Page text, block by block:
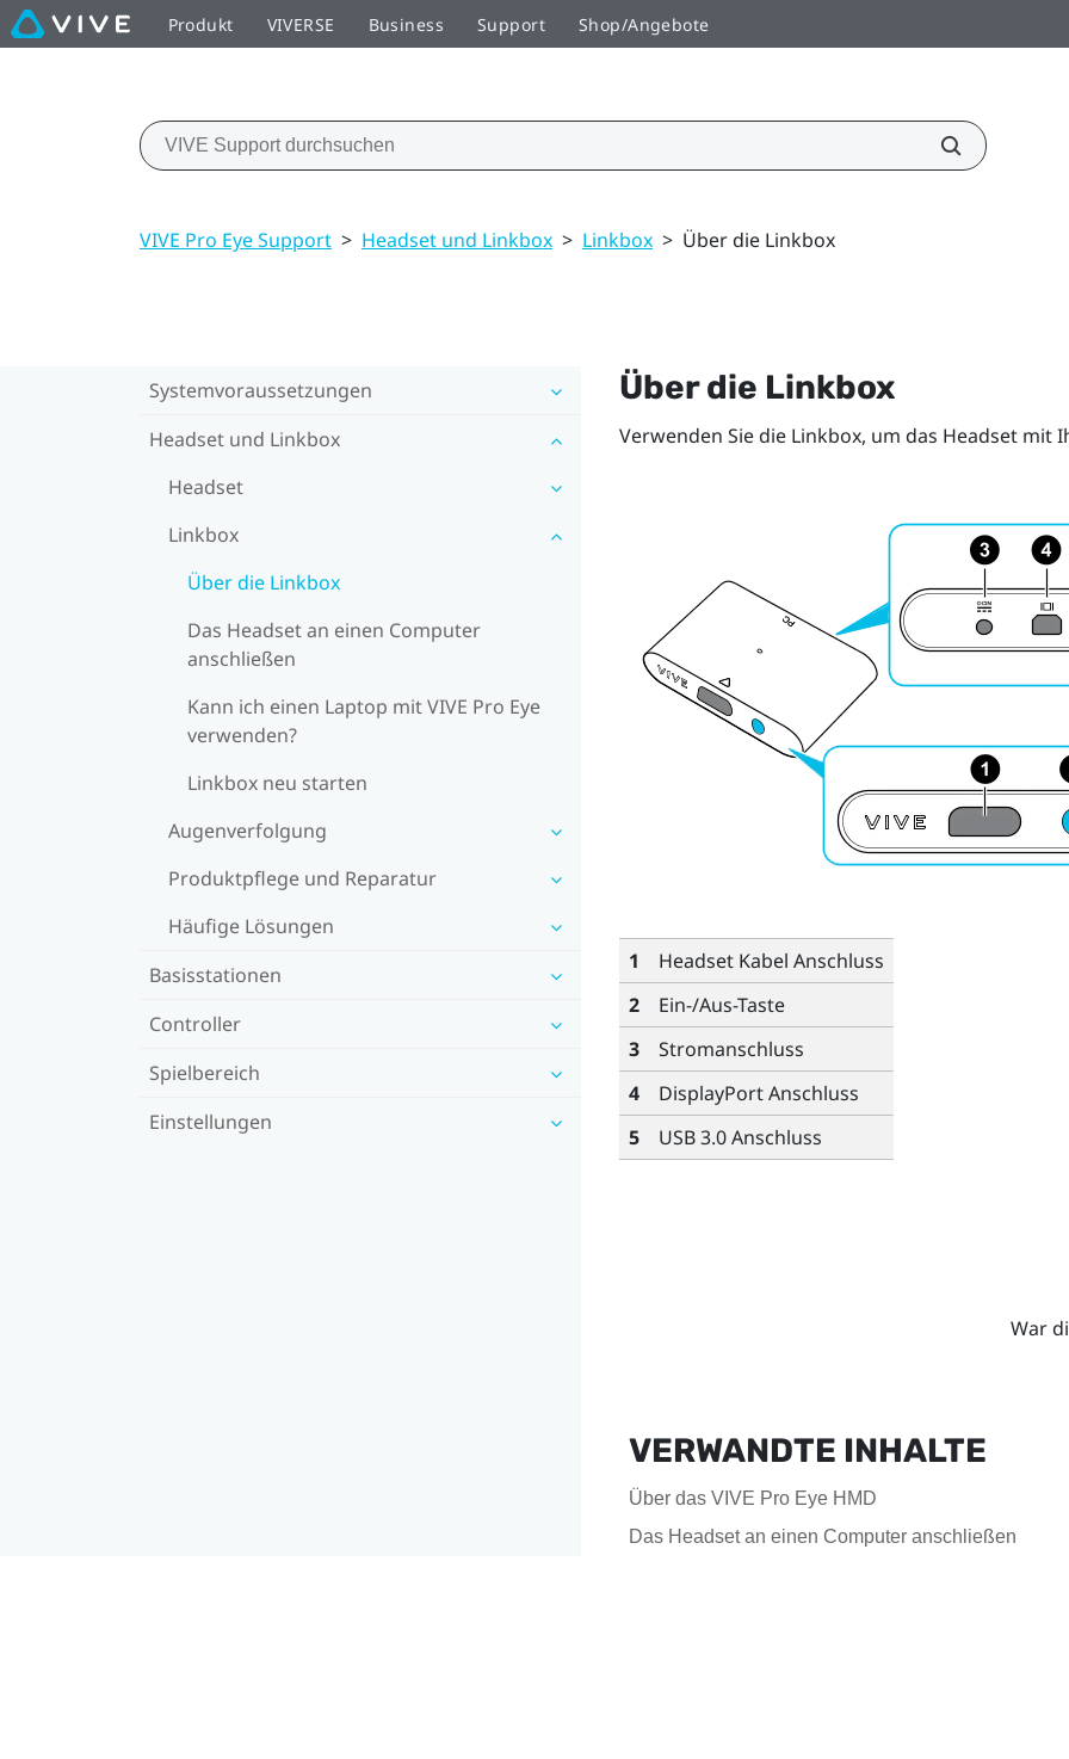
Produkt VIVERSE Business Support Shop/Angebote
VIVE Pro Eye Support > Headset und Linkbox > Linkbox > Über die Linkbox
Systemvoraussetzungen
Headset und Linkbox
Headset
Linkbox
Über die Linkbox
Das Headset an einen Computer
anschließen
Kann ich einen Laptop mit VIVE Pro Eye
verwenden?
Linkbox neu starten
Augenverfolgung
Produktpflege und Reparatur
Häufige Lösungen
Basisstationen
Controller
Spielbereich
Einstellungen
Über die Linkbox
Verwenden Sie die Linkbox, um das Headset mit
1
Headset Kabel Anschluss
2
Ein-/Aus-Taste
3
Stromanschluss
4
DisplayPortAnschluss
5
USB 3.0 Anschluss
War
VERWANDTE INHALTE
Über das VIVE Pro Eye HMD
Das Headset an einen Computer anschließen